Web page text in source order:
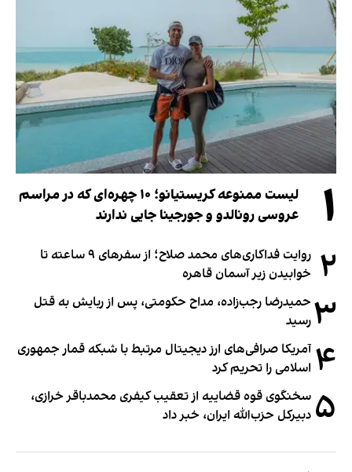
۱
لیست ممنوعه کریستیانو؛ ۱۰ چهره‌ای که در مراسم
عروسی رونالدو و جورجینا جایی ندارند
۲
روایت فداکاری‌های محمد صلاح؛ از سفرهای ۹ ساعته تا
خوابیدن زیر آسمان قاهره
۳ حمیدرضا رجب‌زاده، مداح حکومتی، پس از ربایش به قتل
رسید
۴ آمریکا صرافی‌های ارز دیجیتال مرتبط با شبکه قمار جمهوری
اسلامی را تحریم کرد
۵ سخنگوی قوه قضاییه از تعقیب کیفری محمدباقر خرازی،
دبیر‌کل حزب‌الله ایران، خبر داد